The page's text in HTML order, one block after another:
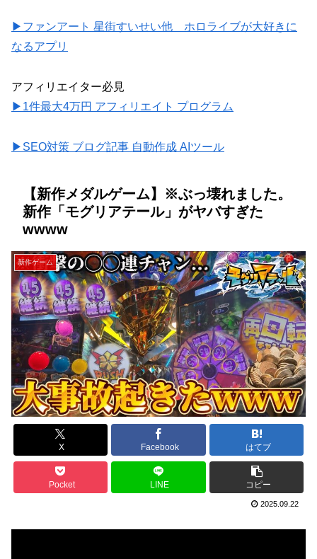
▶ファンアート 星街すいせい他 ホロライブが大好きに
なるアプリ
アフィリエイター必見
▶1件最大4万円 アフィリエイト プログラム
▶SEO対策 ブログ記事 自動作成 AIツール
【新作メダルゲーム】※ぶっ壊れました。
新作「モグリアテール」がヤバすぎた
wwww
新作ゲーム
X Facebook はてブ
Pocket LINE コピー
2025.09.22